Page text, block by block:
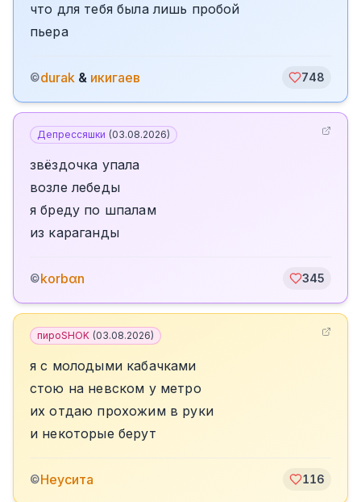
что для тебя была лишь пробой
пьера
©durak & икигаев 748
Депрессяшки (03.08.2026)
звёздочка упала
возле лебеды
я бреду по шпалам
из караганды
©korbαn 345
пироSHOK (03.08.2026)
я с молодыми кабачками
стою на невском у метро
их отдаю прохожим в руки
и некоторые берут
©Неусита 116